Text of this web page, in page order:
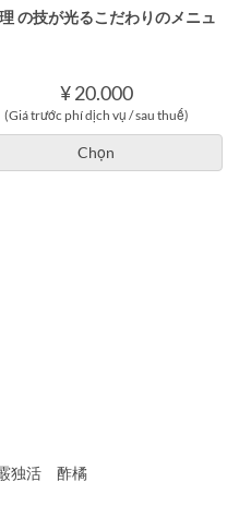
の技が光るこだわりのメニュ
¥ 20.000
(Giá trước phí dịch vụ / sau thuế)
Chọn
独活 酢橘